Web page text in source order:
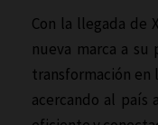
Con la llegada de
nueva marca a
transformación en
acercando al país